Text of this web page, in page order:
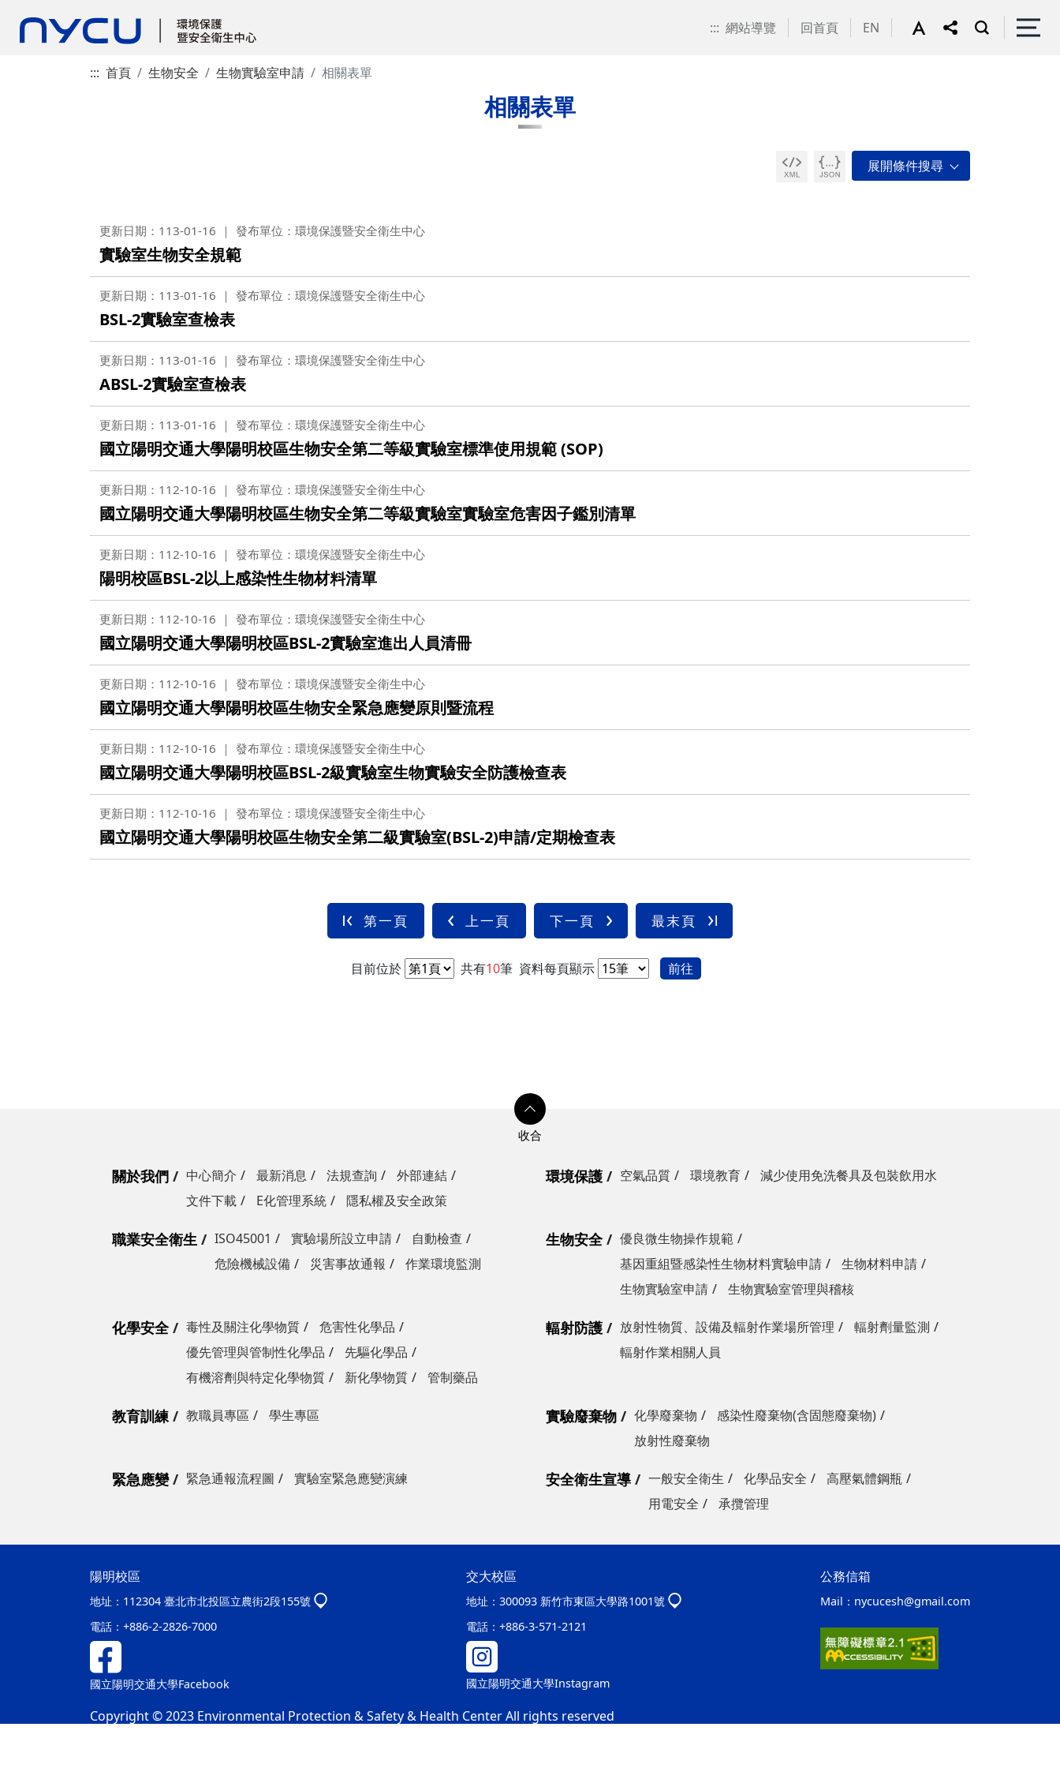
::: 網站導覽 回首頁 EN
::: 首頁 生物安全 生物實驗室申請 相關表單
相關表單
更新日期：113-01-16 發布單位：環境保護暨安全衛生中心
實驗室生物安全規範
更新日期：113-01-16 發布單位：環境保護暨安全衛生中心
BSL-2實驗室查檢表
更新日期：113-01-16 發布單位：環境保護暨安全衛生中心
ABSL-2實驗室查檢表
更新日期：113-01-16 發布單位：環境保護暨安全衛生中心
國立陽明交通大學陽明校區生物安全第二等級實驗室標準使用規範 (SOP)
更新日期：112-10-16 發布單位：環境保護暨安全衛生中心
國立陽明交通大學陽明校區生物安全第二等級實驗室實驗室危害因子鑑別清單
更新日期：112-10-16 發布單位：環境保護暨安全衛生中心
陽明校區BSL-2以上感染性生物材料清單
更新日期：112-10-16 發布單位：環境保護暨安全衛生中心
國立陽明交通大學陽明校區BSL-2實驗室進出人員清冊
更新日期：112-10-16 發布單位：環境保護暨安全衛生中心
國立陽明交通大學陽明校區生物安全緊急應變原則暨流程
更新日期：112-10-16 發布單位：環境保護暨安全衛生中心
國立陽明交通大學陽明校區BSL-2級實驗室生物實驗安全防護檢查表
更新日期：112-10-16 發布單位：環境保護暨安全衛生中心
國立陽明交通大學陽明校區生物安全第二級實驗室(BSL-2)申請/定期檢查表
第一頁 上一頁 下一頁 最末頁
目前位於 共有10筆 資料每頁顯示 前往
關於我們 中心簡介 最新消息 法規查詢
外部連結
文件下載
E化管理系統 隱私權及安全政策
環境保護 空氣品質 環境教育 減少使用免洗餐具及包裝飲用水
職業安全衛生 ISO45001 實驗場所設立申請
自動檢查
危險機械設備
災害事故通報 作業環境監測
生物安全
優良微生物操作規範
基因重組暨感染性生物材料實驗申請
生物材料申請
生物實驗室申請
生物實驗室管理與稽核
化學安全 毒性及關注化學物質
危害性化學品
優先管理與管制性化學品
先驅化學品
有機溶劑與特定化學物質
新化學物質 管制藥品
輻射防護 放射性物質、設備及輻射作業場所管理
輻射劑量監測
輻射作業相關人員
教育訓練 教職員專區 學生專區 實驗廢棄物 化學廢棄物
感染性廢棄物(含固態廢棄物)
放射性廢棄物
緊急應變 緊急通報流程圖 實驗室緊急應變演練 安全衛生宣導 一般安全衛生 化學品安全
高壓氣體鋼瓶
用電安全
承攬管理
陽明校區
地址： 112304 臺北市北投區立農街2段155號
電話： +886-2-2826-7000
國立陽明交通大學Facebook
交大校區
地址： 300093 新竹市東區大學路1001號
電話： +886-3-571-2121
國立陽明交通大學Instagram
公務信箱
Mail： nycucesh@gmail.com
Copyright © 2023 Environmental Protection & Safety & Health Center All rights reserved